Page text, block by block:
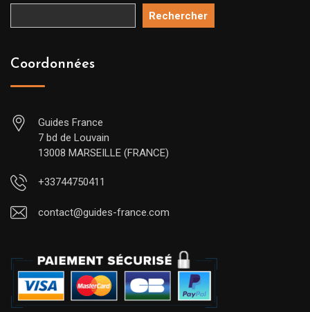
Rechercher
Coordonnées
Guides France
7 bd de Louvain
13008 MARSEILLE (FRANCE)
+33744750411
contact@guides-france.com